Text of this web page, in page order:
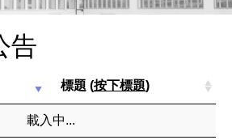
告
標題 (按下標題)
載入中...